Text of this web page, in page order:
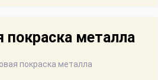
покраска металла